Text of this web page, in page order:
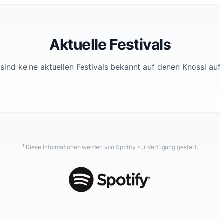
Aktuelle Festivals
keine aktuellen Festivals bekannt auf denen Knossi
1 Diese Informationen werden von Spotify zur Verfügung gestellt.